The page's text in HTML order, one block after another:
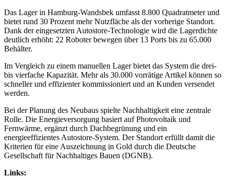
Das Lager in Hamburg-Wandsbek umfasst 8.800 Quadratmeter und
bietet rund 30 Prozent mehr Nutzfläche als der vorherige Standort.
Dank der eingesetzten Autostore-Technologie wird die Lagerdichte
deutlich erhöht: 22 Roboter bewegen über 13 Ports bis zu 65.000
Behälter.
Im Vergleich zu einem manuellen Lager bietet das System die drei-
bis vierfache Kapazität. Mehr als 30.000 vorrätige Artikel können so
schneller und effizienter kommissioniert und an Kunden versendet
werden.
Bei der Planung des Neubaus spielte Nachhaltigkeit eine zentrale
Rolle. Die Energieversorgung basiert auf Photovoltaik und
Fernwärme, ergänzt durch Dachbegrünung und ein
energieeffizientes Autostore-System. Der Standort erfüllt damit die
Kriterien für eine Auszeichnung in Gold durch die Deutsche
Gesellschaft für Nachhaltiges Bauen (DGNB).
Links: